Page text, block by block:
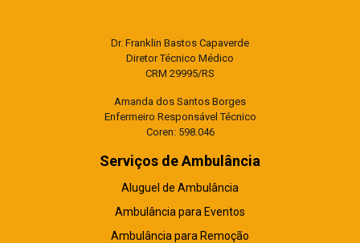
Dr. Franklin Bastos Capaverde
Diretor Técnico Médico
CRM 29995/RS
Amanda dos Santos Borges
Enfermeiro Responsável Técnico
Coren: 598.046
Serviços de Ambulância
Aluguel de Ambulância
Ambulância para Eventos
Ambulância para Remoção